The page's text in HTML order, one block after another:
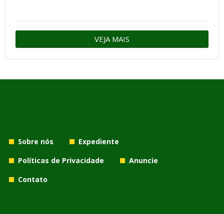
VEJA MAIS
Sobre nós
Expediente
Políticas de Privacidade
Anuncie
Contato